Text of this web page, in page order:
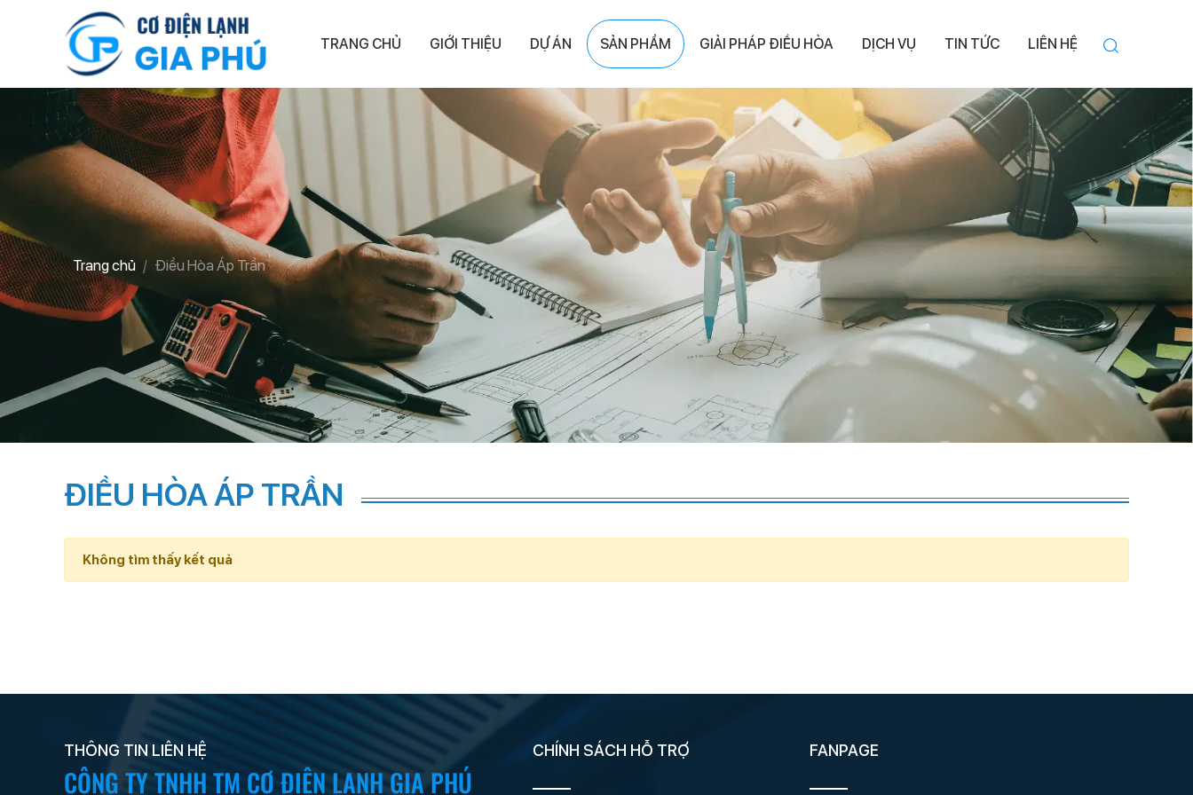
TRANG CHỦ GIỚI THIỆU DỰ ÁN SẢN PHẨM GIẢI PHÁP ĐIỀU HÒA DỊCH VỤ TIN TỨC LIÊN HỆ
Trang chủ Điều Hòa Áp Trần
ĐIỀU HÒA ÁP TRẦN
Không tìm thấy kết quả
THÔNG TIN LIÊN HỆ
CÔNG TY TNHH TM CƠ ĐIỆN LẠNH GIA PHÚ
CHÍNH SÁCH HỖ TRỢ FANPAGE